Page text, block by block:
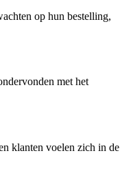
op hun bestelling,
met het
klanten voelen zich in de